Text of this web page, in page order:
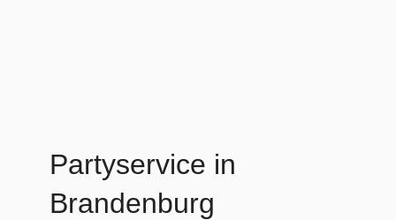
Partyservice in
Brandenburg